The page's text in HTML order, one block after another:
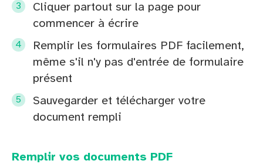
Cliquer partout sur la page pour
commencer à écrire
Remplir les formulaires PDF facilement,
même s'il n'y pas d'entrée de formulaire
présent
Sauvegarder et télécharger votre
document rempli
Remplir vos documents PDF